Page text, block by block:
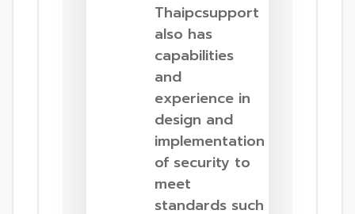
Thaipcsupport
also has
capabilities
and
experience in
design and
implementation
of security to
meet
standards such